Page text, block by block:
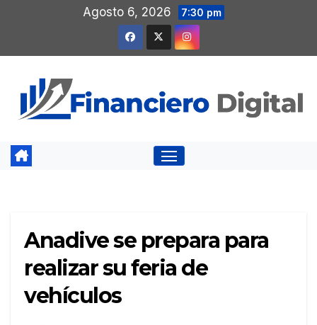
contenido
Agosto 6, 2026 7:30 pm
Anadive se prepara para
realizar su feria de
vehículos